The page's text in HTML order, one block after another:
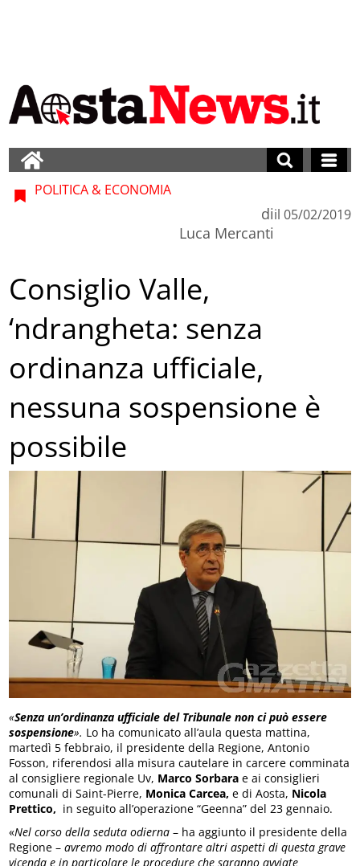
POLITICA & ECONOMIA
di
Luca Mercanti
il 05/02/2019
Consiglio Valle,
‘ndrangheta: senza
ordinanza ufficiale,
nessuna sospensione è
possibile
«Senza un’ordinanza ufficiale del Tribunale non ci può essere
sospensione». Lo ha comunicato all’aula questa mattina,
martedì 5 febbraio, il presidente della Regione, Antonio
Fosson, riferendosi alla misura cautelare in carcere comminata
al consigliere regionale Uv, Marco Sorbarae ai consiglieri
comunali di Saint-Pierre, Monica Carcea,e di Aosta, Nicola
Prettico, in seguito all’operazione “Geenna” del 23 gennaio.
«Nel corso della seduta odierna– ha aggiunto il presidente della
Regione – avremo modo di affrontare altri aspetti di questa grave
vicenda e in particolare le procedure che saranno avviate